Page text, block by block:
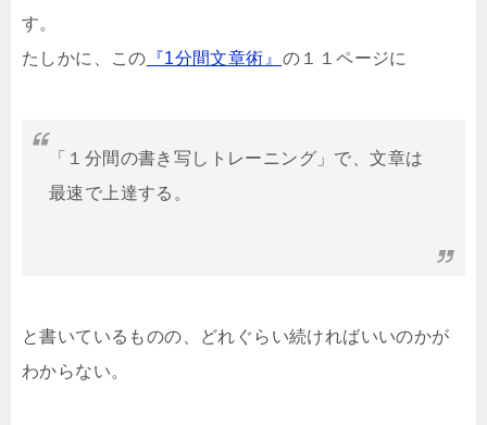
す。
たしかに、この 『1分間文章術』 の１１ページに
「１分間の書き写しトレーニング」で、文章は
最速で上達する。
と書いているものの、どれぐらい続ければいいのかが
わからない。